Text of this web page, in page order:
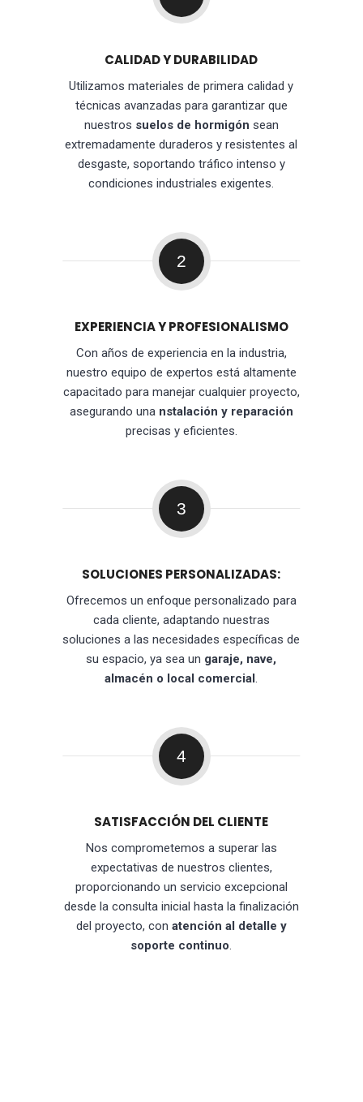
CALIDAD Y DURABILIDAD
Utilizamos materiales de primera calidad y
técnicas avanzadas para garantizar que
nuestros suelos de hormigón sean
extremadamente duraderos y resistentes al
desgaste, soportando tráfico intenso y
condiciones industriales exigentes.
2
EXPERIENCIA Y PROFESIONALISMO
Con años de experiencia en la industria,
nuestro equipo de expertos está altamente
capacitado para manejar cualquier proyecto,
asegurando una nstalación y reparación
precisas y eficientes.
3
SOLUCIONES PERSONALIZADAS:
Ofrecemos un enfoque personalizado para
cada cliente, adaptando nuestras
soluciones a las necesidades específicas de
su espacio, ya sea un garaje, nave,
almacén o local comercial.
4
SATISFACCIÓN DEL CLIENTE
Nos comprometemos a superar las
expectativas de nuestros clientes,
proporcionando un servicio excepcional
desde la consulta inicial hasta la finalización
del proyecto, con atención al detalle y
soporte continuo.